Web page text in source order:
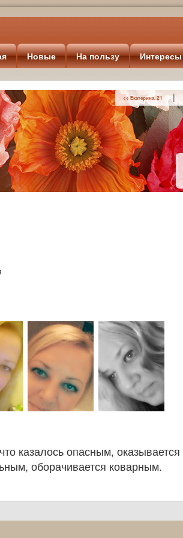
Новые На пользу Интересы
<< Екатерина, 21 |
казалось опасным, оказывается
оборачивается коварным.